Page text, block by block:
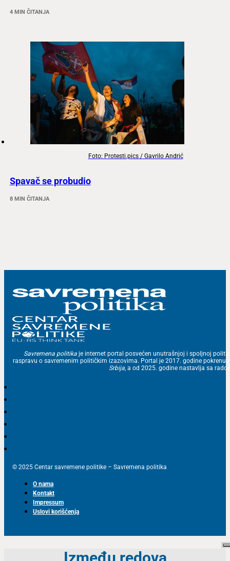
4 MIN ČITANJA
Foto: Protesti.pics / Gavrilo Andrić
Spavač se probudio
8 MIN ČITANJA
Savremena politika je internet portal posvećen unutrašnjoj i spoljnoj
raspravu o savremenim političkim izazovima. Portal je 2017. godine
Srbija, a od 2025. godine nastavlja sa
© 2025 Centar savremene politike – Savremena politika
O nama
Kontakt
Impressum
Uslovi korišćenja